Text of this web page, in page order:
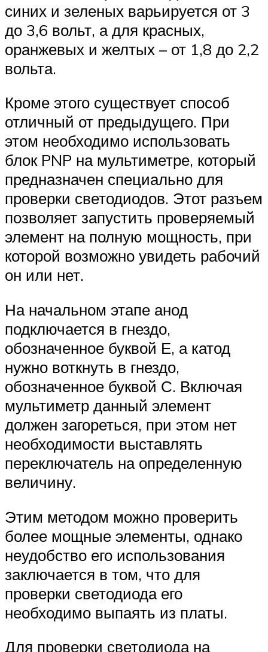
синих и зеленых варьируется от 3
до 3,6 вольт, а для красных,
оранжевых и желтых – от 1,8 до 2,2
вольта.
Кроме этого существует способ
отличный от предыдущего. При
этом необходимо использовать
блок PNP на мультиметре, который
предназначен специально для
проверки светодиодов. Этот разъем
позволяет запустить проверяемый
элемент на полную мощность, при
которой возможно увидеть рабочий
он или нет.
На начальном этапе анод
подключается в гнездо,
обозначенное буквой Е, а катод
нужно воткнуть в гнездо,
обозначенное буквой С. Включая
мультиметр данный элемент
должен загореться, при этом нет
необходимости выставлять
переключатель на определенную
величину.
Этим методом можно проверить
более мощные элементы, однако
неудобство его использования
заключается в том, что для
проверки светодиода его
необходимо выпаять из платы.
Для проверки светодиода на